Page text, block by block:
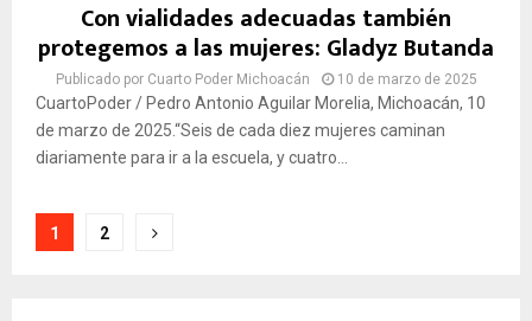
Con vialidades adecuadas también
protegemos a las mujeres: Gladyz Butanda
Publicado por Cuarto Poder Michoacán 10 de marzo de 2025
CuartoPoder / Pedro Antonio Aguilar Morelia, Michoacán, 10
de marzo de 2025.“Seis de cada diez mujeres caminan
diariamente para ir a la escuela, y cuatro...
Paginación
1 2